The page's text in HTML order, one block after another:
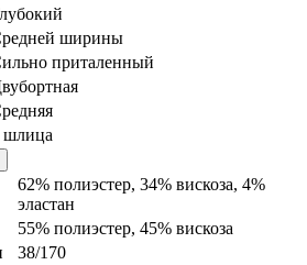
ширины
приталенный
шлица
62% полиэстер, 34% вискоза, 4%
эластан
55% полиэстер, 45% вискоза
38/170